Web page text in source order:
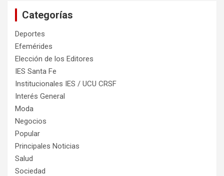
Categorías
Deportes
Efemérides
Elección de los Editores
IES Santa Fe
Institucionales IES / UCU CRSF
Interés General
Moda
Negocios
Popular
Principales Noticias
Salud
Sociedad